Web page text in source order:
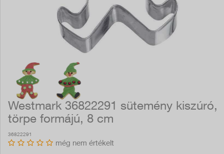
Westmark 36822291 sütemény kiszúró,
törpe formájú, 8 cm
36822291
még nem értékelt